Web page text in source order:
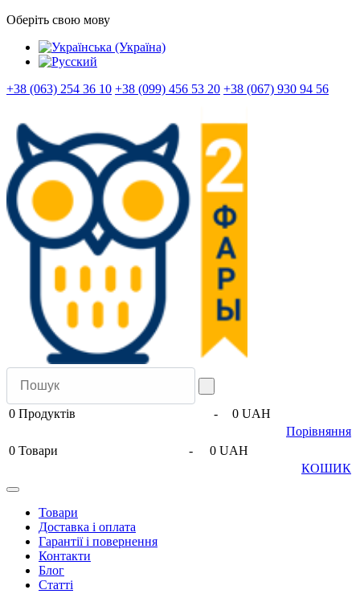
Оберіть свою мову
+38 (063) 254 36 10 +38 (099) 456 53 20 +38 (067) 930 94 56
0 Продуктів -
0 UAH
Порівняння
0 Товари -
0 UAH
КОШИК
Товари
Доставка і оплата
Гарантії і повернення
Контакти
Блог
Статті